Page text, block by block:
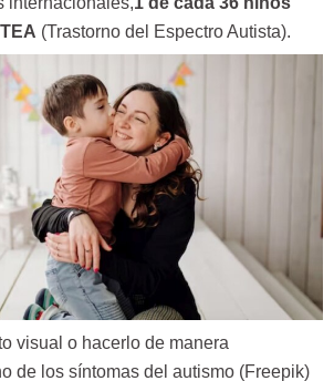
(Trastorno del Espectro Autista).
visual o hacerlo de manera
de los síntomas del autismo (Freepik)